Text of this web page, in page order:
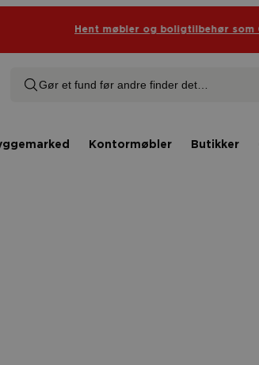
Hent møbler og boligtilbehør som
Gør et fund før andre finder det…
Kontormøbler Butikker